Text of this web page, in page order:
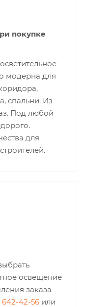
покупке
модерна для
спальни. Из
Под любой
для
освещение
заказа
642-42-56 или